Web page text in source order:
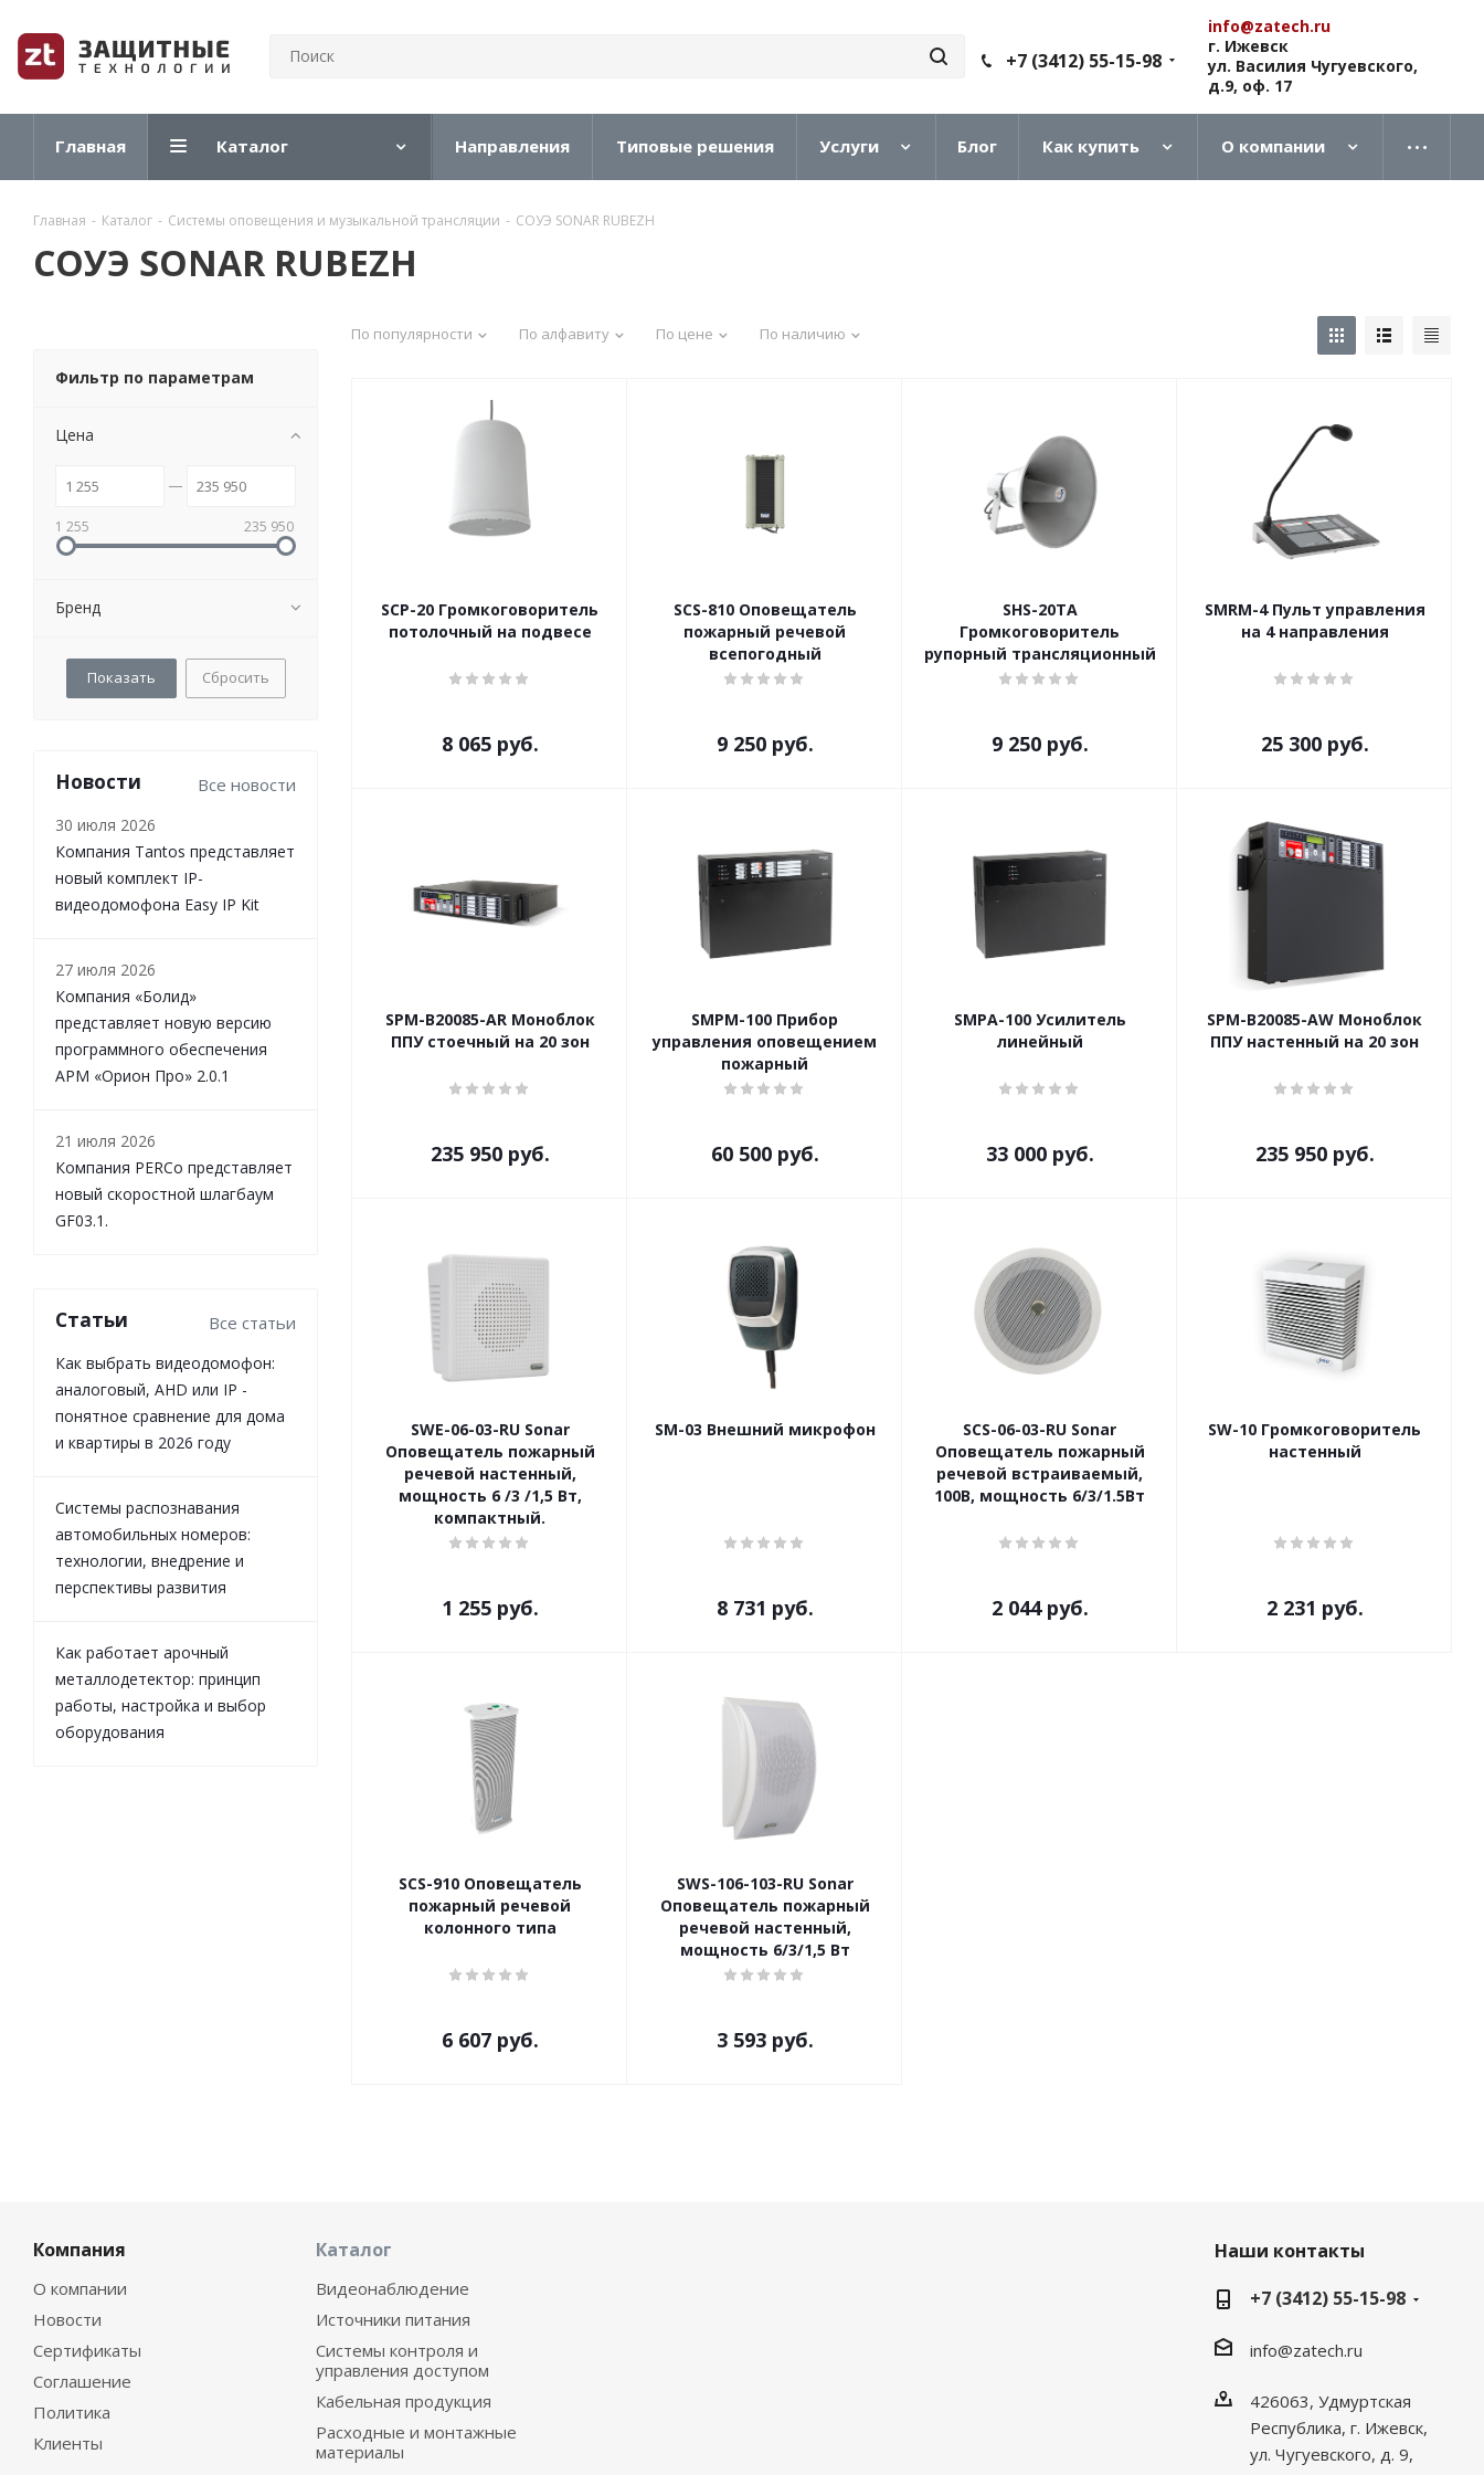
+7 (3412) 55-15-98
info@zatech.ru
г. Ижевск
ул. Василия Чугуевского,
д.9, оф. 17
Главная Каталог Направления Типовые решения Услуги Блог Как купить О компании
Главная - Каталог - Системы оповещения и музыкальной трансляции - СОУЭ SONAR RUBEZH
СОУЭ SONAR RUBEZH
По популярности По алфавиту По цене По наличию
SCP-20 Громкоговоритель
потолочный на подвесе
8 065руб.
SCS-810 Оповещатель
пожарный речевой
всепогодный
9 250руб.
SHS-20TA
Громкоговоритель
рупорный трансляционный
9 250руб.
SMRM-4 Пульт управления
на 4 направления
25 300руб.
SPM-B20085-AR Моноблок
ППУ стоечный на 20 зон
235 950руб.
SMPM-100 Прибор
управления оповещением
пожарный
60 500руб.
SMPA-100 Усилитель
линейный
33 000руб.
SPM-B20085-AW Моноблок
ППУ настенный на 20 зон
235 950руб.
SWE-06-03-RU Sonar
Оповещатель пожарный
речевой настенный,
мощность 6 /3 /1,5 Вт,
компактный.
1 255руб.
SM-03 Внешний микрофон
8 731 руб.
SCS-06-03-RU Sonar
Оповещатель пожарный
речевой встраиваемый,
100В, мощность 6/3/1.5Вт
2 044руб.
SW-10 Громкоговоритель
настенный
2 231 руб.
SCS-910 Оповещатель
пожарный речевой
колонного типа
6 607руб.
SWS-106-103-RU Sonar
Оповещатель пожарный
речевой настенный,
мощность 6/3/1,5 Вт
3 593руб.
Фильтр по параметрам
Цена
1 255 235 950
Бренд
Сбросить
Новости Все новости
30 июля 2026
Компания Tantos представляет
новый комплект IP-
видеодомофона Easy IP Kit
27 июля 2026
Компания «Болид»
представляет новую версию
программного обеспечения
АРМ «Орион Про» 2.0.1
21 июля 2026
Компания PERCo представляет
новый скоростной шлагбаум
GF03.1.
Статьи Все статьи
Как выбрать видеодомофон:
аналоговый, AHD или IP -
понятное сравнение для дома
и квартиры в 2026 году
Системы распознавания
автомобильных номеров:
технологии, внедрение и
перспективы развития
Как работает арочный
металлодетектор: принцип
работы, настройка и выбор
оборудования
Компания
О компании
Новости
Сертификаты
Соглашение
Политика
Клиенты
Каталог
Видеонаблюдение
Источники питания
Системы контроля и
управления доступом
Кабельная продукция
Расходные и монтажные
материалы
Наши контакты
+7 (3412) 55-15-98
info@zatech.ru
426063, Удмуртская
Республика, г. Ижевск,
ул. Чугуевского, д. 9,